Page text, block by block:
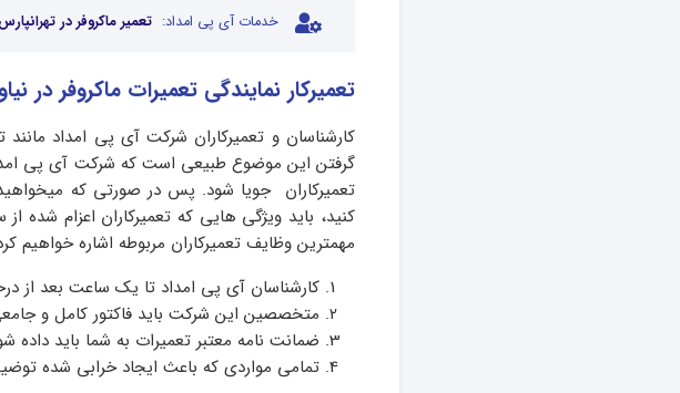
خدمات آی پی امداد: تعمیر ماکروفر در
تعمیرکار نمایندگی تعمیرات ماکروفر در
کارشناسان و تعمیرکاران شرکت آی پی امداد
گرفتن این موضوع طبیعی است که شرکت آی پی امداد
تعمیرکاران جویا شود. پس در صورتی که
کنید، باید ویژگی هایی که تعمیرکاران اعزام
مهمترین وظایف تعمیرکاران مربوطه اشاره خواهیم
کارشناسان آی پی امداد تا یک ساعت بعد از
متخصصین این شرکت باید فاکتور کامل و
ضمانت نامه معتبر تعمیرات به شما باید داده
تمامی مواردی که باعث ایجاد خرابی شده